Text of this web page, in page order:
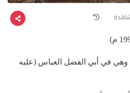
في أبي الفضل العباس (عليه